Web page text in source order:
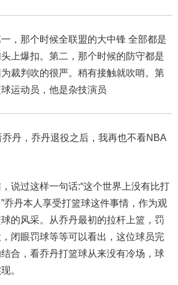
，那个时候全联盟的大中锋 全部都是
上爆扣。第二，那个时候的防守都是
裁判吹的很严。稍有接触就吹哨。第
运动员，他是杂技演员
丹，乔丹退役之后，我再也不看NBA
说过这样一句话:“这个世界上没有比打
乔丹本人享受打篮球这件事情，作为观
的风采。从乔丹最初的拉杆上篮，罚
闭眼罚球等等可以看出，这位球员完
合，看乔丹打篮球从来没有冷场，球
。